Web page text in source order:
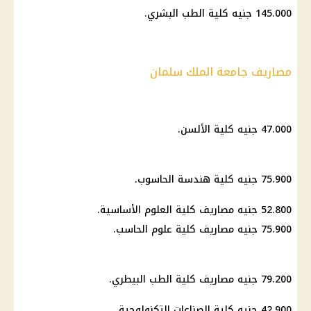
145.000 جنيه كلية الطب البشري.
مصاريف جامعة الملك سلمان
47.000 جنيه كلية الألسن.
75.900 جنيه كلية هندسة الحاسوب.
52.800 جنيه مصاريف كلية العلوم الأساسية.
75.900 جنيه مصاريف كلية علوم الحاسب.
79.200 جنيه مصاريف كلية الطب البيطري.